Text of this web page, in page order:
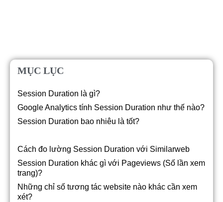
MỤC LỤC
Session Duration là gì?
Google Analytics tính Session Duration như thế nào?
Session Duration bao nhiêu là tốt?
Cách đo lường Session Duration với Similarweb
Session Duration khác gì với Pageviews (Số lần xem
trang)?
Những chỉ số tương tác website nào khác cần xem
xét?